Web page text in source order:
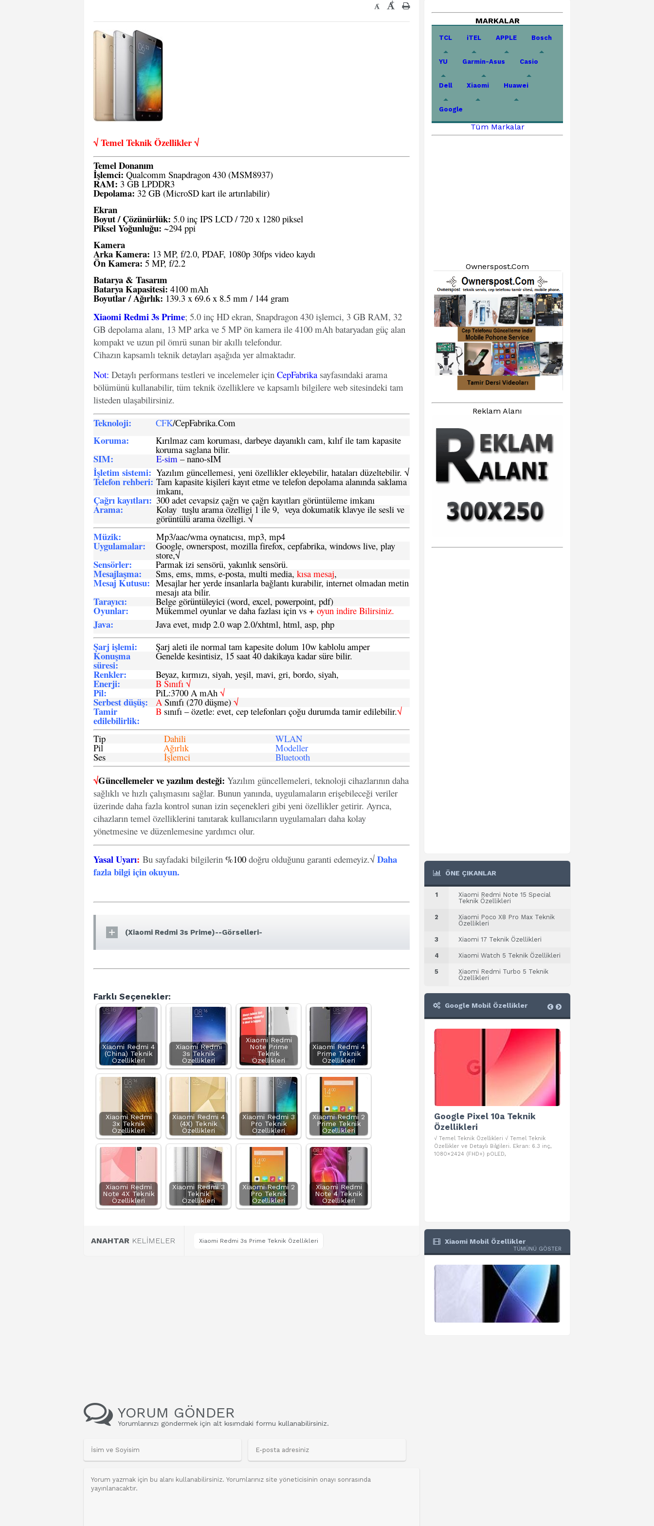
- +
√ Temel Teknik Özellikler √
Temel Donanım
İşlemci: Qualcomm Snapdragon 430 (MSM8937)
RAM: 3 GB LPDDR3
Depolama: 32 GB (MicroSD kart ile artırılabilir)
Ekran
Boyut / Çözünürlük: 5.0 inç IPS LCD / 720 x 1280 piksel
Piksel Yoğunluğu: ~294 ppi
Kamera
Arka Kamera: 13 MP, f/2.0, PDAF, 1080p 30fps video kaydı
Ön Kamera: 5 MP, f/2.2
Batarya & Tasarım
Batarya Kapasitesi: 4100 mAh
Boyutlar / Ağırlık: 139.3 x 69.6 x 8.5 mm / 144 gram
Xiaomi Redmi 3s Prime; 5.0 inç HD ekran, Snapdragon 430 işlemci, 3 GB RAM, 32
GB depolama alanı, 13 MP arka ve 5 MP ön kamera ile 4100 mAh bataryadan güç alan
kompakt ve uzun pil ömrü sunan bir akıllı telefondur.
Cihazın kapsamlı teknik detayları aşağıda yer almaktadır.
Not: Detaylı performans testleri ve incelemeler için CepFabrika sayfasındaki arama
bölümünü kullanabilir, tüm teknik özelliklere ve kapsamlı bilgilere web sitesindeki tam
listeden ulaşabilirsiniz.
Teknoloji: CFK/CepFabrika.Com
Koruma: Kırılmaz cam koruması, darbeye dayanıklı cam, kılıf ile tam kapasite
koruma saglana bilir.
SIM: E-sim – nano-sIM
İşletim sistemi: Yazılım güncellemesi, yeni özellikler ekleyebilir, hataları düzeltebilir. √
Telefon rehberi: Tam kapasite kişileri kayıt etme ve telefon depolama alanında saklama
imkanı,
Çağrı kayıtları: 300 adet cevapsiz çağrı ve çağrı kayıtları görüntüleme imkanı
Arama: Kolay tuşlu arama özelligi 1 ile 9, veya dokumatik klavye ile sesli ve
görüntülü arama özelligi. √
Müzik: Mp3/aac/wma oynatıcısı, mp3, mp4
Uygulamalar: Google, ownerspost, mozilla firefox, cepfabrika, windows live, play
store,√
Sensörler: Parmak izi sensörü, yakınlık sensörü.
Mesajlaşma: Sms, ems, mms, e-posta, multi media, kısa mesaj,
Mesaj Kutusu: Mesajlar her yerde insanlarla bağlantı kurabilir, internet olmadan metin
mesajı ata bilir.
Tarayıcı: Belge görüntüleyici (word, excel, powerpoint, pdf)
Oyunlar: Mükemmel oyunlar ve daha fazlası için vs +oyun indire Bilirsiniz.
Java: Java evet, mıdp 2.0 wap 2.0/xhtml, html, asp, php
Şarj işlemi: Şarj aleti ile normal tam kapesite dolum 10w kablolu amper
Konuşma
süresi:
Genelde kesintisiz, 15 saat 40 dakikaya kadar süre bilir.
Renkler: Beyaz, kırmızı, siyah, yeşil, mavi, gri, bordo, siyah,
Enerji: B Sınıfı √
Pil: PiL:3700 A mAh √
Serbest düşüş: ASınıfı (270 düşme) √
Tamir
edilebilirlik:
B sınıfı – özetle: evet, cep telefonları çoğu durumda tamir edilebilir.√
Tip Dahili WLAN
Pil Ağırlık Modeller
Ses İşlemci Bluetooth
√Güncellemeler ve yazılım desteği: Yazılım güncellemeleri, teknoloji cihazlarının daha
sağlıklı ve hızlı çalışmasını sağlar. Bunun yanında, uygulamaların erişebileceği veriler
üzerinde daha fazla kontrol sunan izin seçenekleri gibi yeni özellikler getirir. Ayrıca,
cihazların temel özelliklerini tanıtarak kullanıcıların uygulamaları daha kolay
yönetmesine ve düzenlemesine yardımcı olur.
Yasal Uyarı: Bu sayfadaki bilgilerin %100 doğru olduğunu garanti edemeyiz.√ Daha
fazla bilgi için okuyun.
(Xiaomi Redmi 3s Prime)--Görselleri-
Farklı Seçenekler:
Xiaomi Redmi 4
(China) Teknik
Özellikleri
Xiaomi Redmi
3s Teknik
Özellikleri
Xiaomi Redmi
Note Prime
Teknik
Özellikleri
Xiaomi Redmi 4
Prime Teknik
Özellikleri
Xiaomi Redmi
3x Teknik
Özellikleri
Xiaomi Redmi 4
(4X) Teknik
Özellikleri
Xiaomi Redmi 3
Pro Teknik
Özellikleri
Xiaomi Redmi 2
Prime Teknik
Özellikleri
Xiaomi Redmi
Note 4X Teknik
Özellikleri
Xiaomi Redmi 3
Teknik
Özellikleri
Xiaomi Redmi 2
Pro Teknik
Özellikleri
Xiaomi Redmi
Note 4 Teknik
Özellikleri
ANAHTAR KELİMELER Xiaomi Redmi 3s Prime Teknik Özellikleri
YORUM GÖNDER
Yorumlarınızı göndermek için alt kısımdaki formu kullanabilirsiniz.
MARKALAR
TCL iTEL APPLE Bosch
YU Garmin-Asus Casio
Dell Xiaomi Huawei
Google
Tüm Markalar
Ownerspost.Com
Reklam Alanı
ÖNE ÇIKANLAR
1
Xiaomi Redmi Note 15 Special
Teknik Özellikleri
2
Xiaomi Poco X8 Pro Max Teknik
Özellikleri
3 Xiaomi 17 Teknik Özellikleri
4 Xiaomi Watch 5 Teknik Özellikleri
5
Xiaomi Redmi Turbo 5 Teknik
Özellikleri
Google Mobil Özellikler
Google Pixel 10 Pro Teknik
Özellikleri
√ Temel Teknik Özellikleri √ Temel Teknik
Özellikler ve Detaylı Bilgileri. Ekran: 6.3 inç,
1280 x 2856 piksel, 120 Hz LTPO
Google Pixel 10a Teknik
Özellikleri
√ Temel Teknik Özellikleri √ Temel Teknik
Özellikler ve Detaylı Bilgileri. Ekran: 6.3 inç,
1080×2424 (FHD+) pOLED,
Xiaomi Mobil Özellikler
TÜMÜNÜ GÖSTER